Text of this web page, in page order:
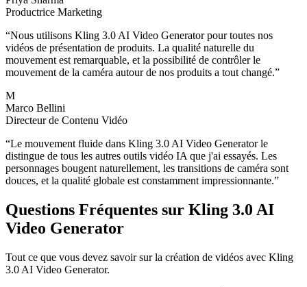
Productrice Marketing
“Nous utilisons Kling 3.0 AI Video Generator pour toutes nos
vidéos de présentation de produits. La qualité naturelle du
mouvement est remarquable, et la possibilité de contrôler le
mouvement de la caméra autour de nos produits a tout changé.”
M
Marco Bellini
Directeur de Contenu Vidéo
“Le mouvement fluide dans Kling 3.0 AI Video Generator le
distingue de tous les autres outils vidéo IA que j'ai essayés. Les
personnages bougent naturellement, les transitions de caméra sont
douces, et la qualité globale est constamment impressionnante.”
Questions Fréquentes sur Kling 3.0 AI
Video Generator
Tout ce que vous devez savoir sur la création de vidéos avec Kling
3.0 AI Video Generator.